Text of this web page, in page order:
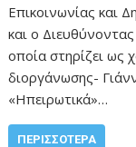
Επικοινωνίας και
και ο
οποία στηρίζει ως
διοργάνωσης-
«Ηπειρωτικά»…
ΠΕΡΙΣΣΌΤΕΡΑ